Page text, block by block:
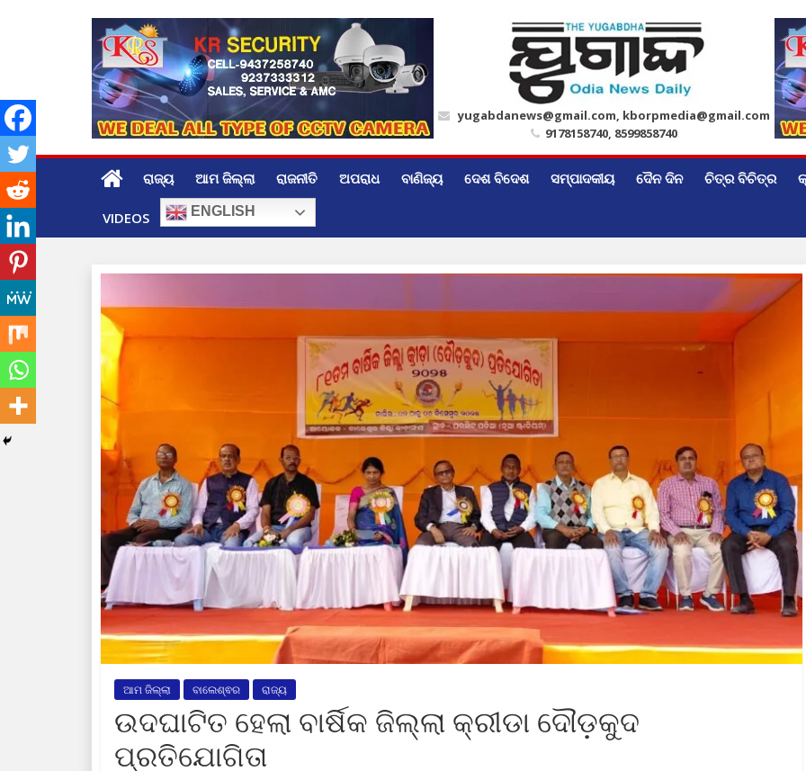
yugabdanews@gmail.com, kborpmedia@gmail.com
9178158740, 8599858740
ରାଜ୍ୟ ଆମ ଜିଲ୍ଲା ରାଜନୀତି ଅପରାଧ ବାଣିଜ୍ୟ ଦେଶ ବିଦେଶ ସମ୍ପାଦକୀୟ ଦୈନ ଦିନ ଚିତ୍ର ବିଚିତ୍ର
VIDEOS ENGLISH
ଆମ ଜିଲ୍ଲା ବାଲେଶ୍ଵର ରାଜ୍ୟ
ଉଦଘାଟିତ ହେଲା ବାର୍ଷିକ ଜିଲ୍ଲା କ୍ରୀଡା ଦୌଡ଼କୁଦ
ପ୍ରତିଯୋଗିତା